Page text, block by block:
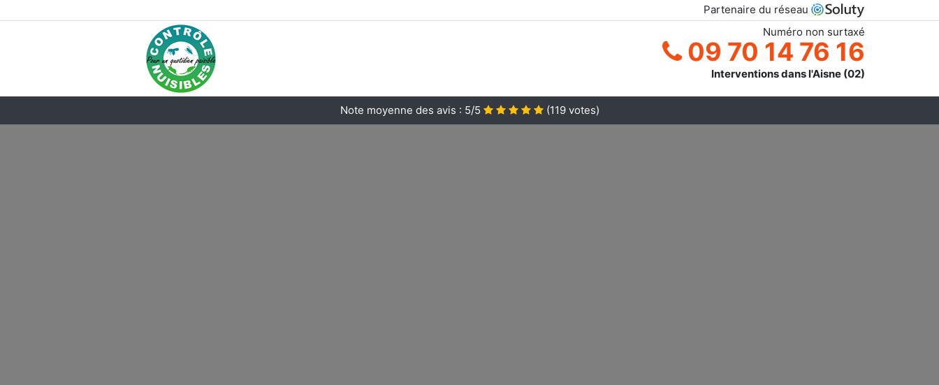
Partenaire du réseau
Numéro non surtaxé
09 70 14 76 16
Interventions dans l'Aisne (02)
Note moyenne des avis : 5/5 (119votes)